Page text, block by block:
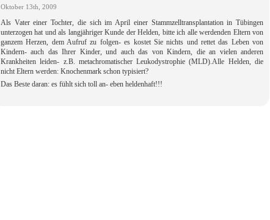
Oktober 13th, 2009
Als Vater einer Tochter, die sich im April einer Stammzelltransplantation in Tübingen
unterzogen hat und als langjähriger Kunde der Helden, bitte ich alle werdenden Eltern von
ganzem Herzen, dem Aufruf zu folgen- es kostet Sie nichts und rettet das Leben von
Kindern- auch das Ihrer Kinder, und auch das von Kindern, die an vielen anderen
Krankheiten leiden- z.B. metachromatischer Leukodystrophie (MLD).Alle Helden, die
nicht Eltern werden: Knochenmark schon typisiert?
Das Beste daran: es fühlt sich toll an- eben heldenhaft!!!